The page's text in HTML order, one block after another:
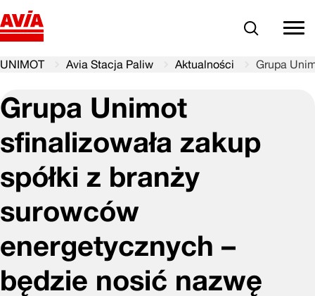
Szukaj
UNIMOT Avia Stacja Paliw Aktualności Grupa
Grupa Unimot
sfinalizowała zakup
spółki z branży
surowców
energetycznych –
będzie nosić nazwę